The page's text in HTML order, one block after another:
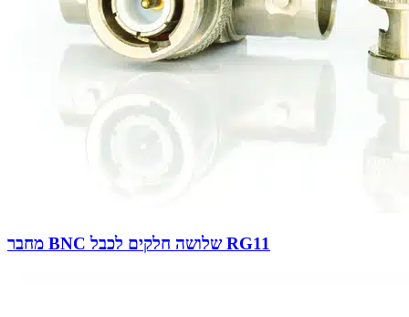
מחבר BNC שלושה חלקים לכבל RG11